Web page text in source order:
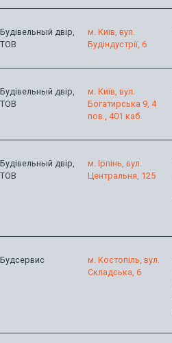
Будівельный двір,
ТОВ
м. Київ, вул.
Будіндустрії, 6
Будівельный двір,
ТОВ
м. Київ, вул.
Богатирська 9, 4
пов., 401 каб.
Будівельный двір,
ТОВ
м. Ірпінь, вул.
Центральня, 125
Будсервис
м. Костопіль, вул.
Складська, 6